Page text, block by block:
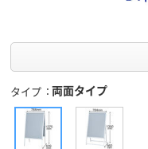
タイプ 両面タイプ